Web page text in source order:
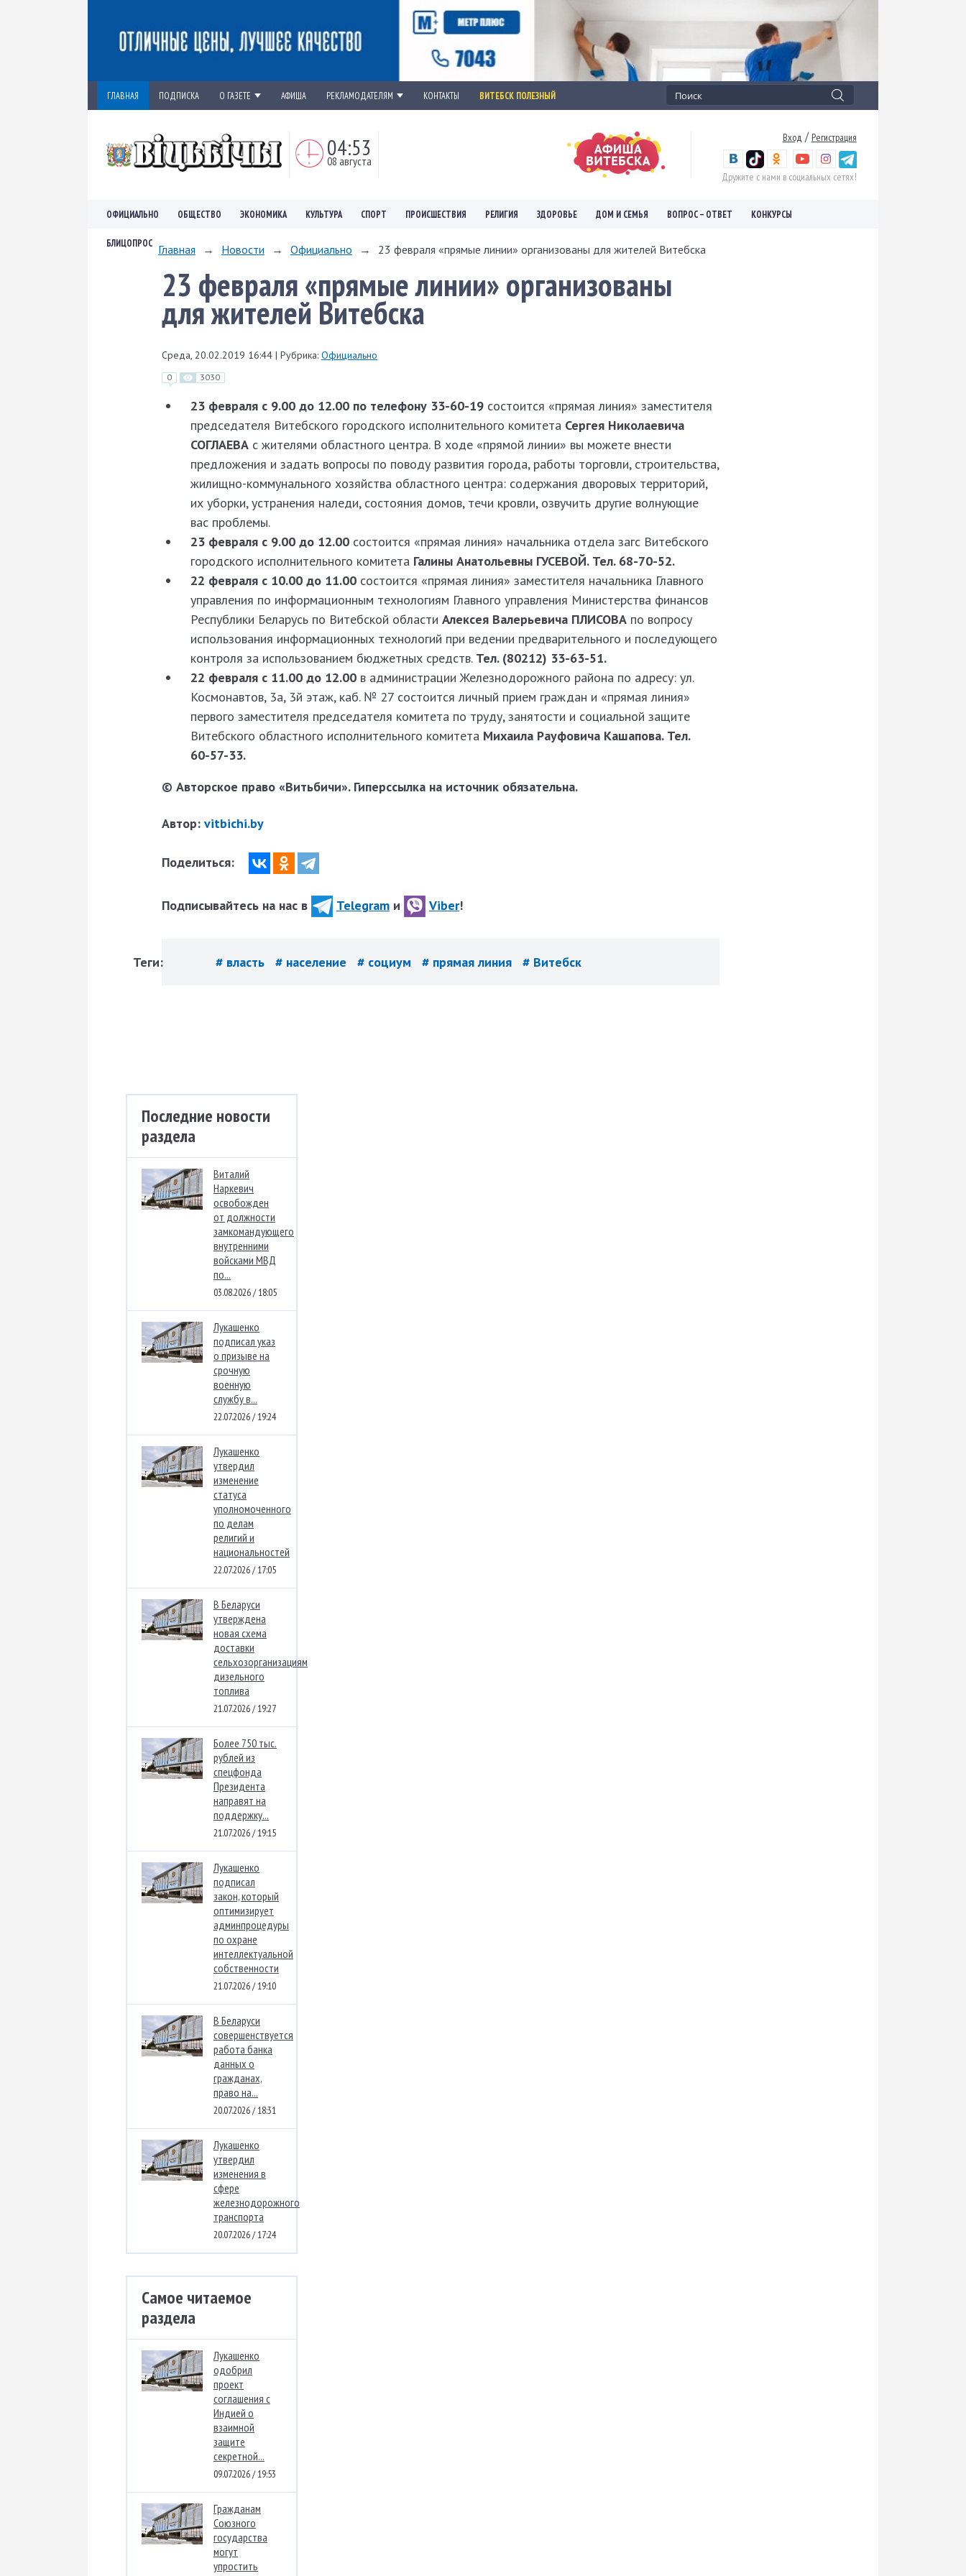
ГЛАВНАЯ ПОДПИСКА О ГАЗЕТЕ АФИША РЕКЛАМОДАТЕЛЯМ КОНТАКТЫ ВИТЕБСК ПОЛЕЗНЫЙ
04:53
08 августа
Вход / Регистрация
Дружите с нами в социальных сетях!
ОФИЦИАЛЬНО ОБЩЕСТВО ЭКОНОМИКА КУЛЬТУРА СПОРТ ПРОИСШЕСТВИЯ РЕЛИГИЯ ЗДОРОВЬЕ ДОМ И СЕМЬЯ ВОПРОС – ОТВЕТ КОНКУРСЫ
БЛИЦОПРОС Главная → Новости → Официально → 23 февраля «прямые линии» организованы для жителей Витебска
23 февраля «прямые линии» организованы
для жителей Витебска
Среда, 20.02.2019 16:44 | Рубрика: Официально
0 3030
23 февраля с 9.00 до 12.00 по телефону 33-60-19 состоится «прямая линия» заместителя
председателя Витебского городского исполнительного комитета Сергея Николаевича
СОГЛАЕВА с жителями областного центра. В ходе «прямой линии» вы можете внести
предложения и задать вопросы по поводу развития города, работы торговли, строительства,
жилищно-коммунального хозяйства областного центра: содержания дворовых территорий,
их уборки, устранения наледи, состояния домов, течи кровли, озвучить другие волнующие
вас проблемы.
23 февраля с 9.00 до 12.00 состоится «прямая линия» начальника отдела загс Витебского
городского исполнительного комитета Галины Анатоль­евны ГУСЕВОЙ. Тел. 68­-70­-52.
22 февраля с 10.00 до 11.00 состоится «прямая линия» заместителя начальника Главного
управления по информационным технологиям Главного управления Министерства финансов
Республики Беларусь по Витебской области Алексея Валерьевича ПЛИСОВА по вопросу
использования информационных технологий при ведении предварительного и последующего
контроля за использованием бюджетных средств. Тел. (8­0212) 33­-63­-51.
22 февраля с 11.00 до 12.00 в администрации Железнодорожного района по адресу: ул.
Космонавтов, 3а, 3­й этаж, каб. № 27 состоится личный прием граждан и «прямая линия»
первого заместителя председателя комитета по труду, занятости и социальной защите
Витебского областного исполнительного комитета Михаила Рауфовича Кашапова. Тел.
60­-57­-33.
© Авторское право «Витьбичи». Гиперссылка на источник обязательна.
Автор: vitbichi.by
Поделиться:
Подписывайтесь на нас в Telegram и Viber!
Теги: # власть # население # социум # прямая линия # Витебск
Последние новости
раздела
Виталий
Наркевич
освобожден
от должности
замкомандующего
внутренними
войсками МВД
по...
03.08.2026 / 18:05
Лукашенко
подписал указ
о призыве на
срочную
военную
службу в...
22.07.2026 / 19:24
Лукашенко
утвердил
изменение
статуса
уполномоченного
по делам
религий и
национальностей
22.07.2026 / 17:05
В Беларуси
утверждена
новая схема
доставки
сельхозорганизациям
дизельного
топлива
21.07.2026 / 19:27
Более 750 тыс.
рублей из
спецфонда
Президента
направят на
поддержку...
21.07.2026 / 19:15
Лукашенко
подписал
закон, который
оптимизирует
админпроцедуры
по охране
интеллектуальной
собственности
21.07.2026 / 19:10
В Беларуси
совершенствуется
работа банка
данных о
гражданах,
право на...
20.07.2026 / 18:31
Лукашенко
утвердил
изменения в
сфере
железнодорожного
транспорта
20.07.2026 / 17:24
Самое читаемое
раздела
Лукашенко
одобрил
проект
соглашения с
Индией о
взаимной
защите
секретной...
09.07.2026 / 19:53
Гражданам
Союзного
государства
могут
упростить